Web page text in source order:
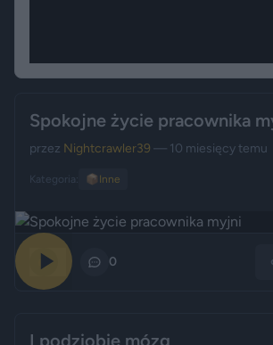
Spokojne życie pracownika
przez Nightcrawler39 — 10 miesięcy temu
Kategoria: 📦 Inne
0